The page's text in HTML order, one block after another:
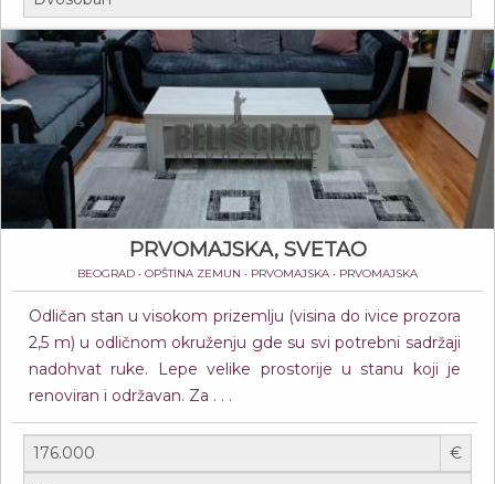
PRVOMAJSKA, SVETAO
BEOGRAD • OPŠTINA ZEMUN • PRVOMAJSKA • PRVOMAJSKA
Odličan stan u visokom prizemlju (visina do ivice prozora
2,5 m) u odličnom okruženju gde su svi potrebni sadržaji
nadohvat ruke. Lepe velike prostorije u stanu koji je
renoviran i održavan. Za . . .
€